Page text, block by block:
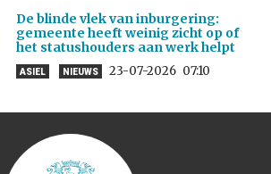
De blinde vlek van inburgering:
gemeente heeft weinig zicht op of
het statushouders aan werk helpt
ASIEL NIEUWS 23-07-2026 07:10